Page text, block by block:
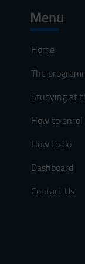
Menu
Home
The
Studying at
How to enrol
How to do
Dashboard
Contact Us